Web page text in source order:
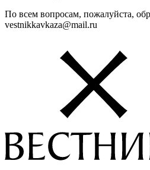
По всем вопросам, пожалуйста,
vestnikkavkaza@mail.ru